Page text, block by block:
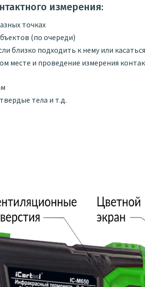
измерения:
точках
(по очереди)
близко подходить к нему или
месте и проведение измерения
тела и т.д.